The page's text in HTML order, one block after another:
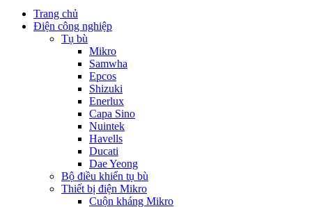
Trang chủ
Điện công nghiệp
Tụ bù
Mikro
Samwha
Epcos
Shizuki
Enerlux
Capa Sino
Nuintek
Havells
Ducati
Dae Yeong
Bộ điều khiển tụ bù
Thiết bị điện Mikro
Cuộn kháng Mikro